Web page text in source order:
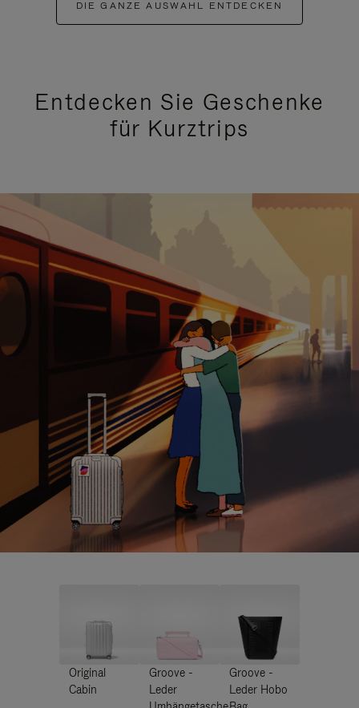
DIE GANZE AUSWAHL ENTDECKEN
Entdecken Sie Geschenke
für Kurztrips
Original
Cabin
Groove -
Leder
Groove -
Leder Hobo